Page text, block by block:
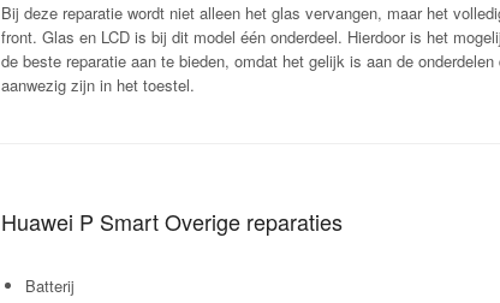
Bij deze reparatie wordt niet alleen het glas vervangen, maar het
front. Glas en LCD is bij dit model één onderdeel. Hierdoor is het
de beste reparatie aan te bieden, omdat het gelijk is aan de onderdelen
aanwezig zijn in het toestel.
Huawei P Smart Overige reparaties
Batterij